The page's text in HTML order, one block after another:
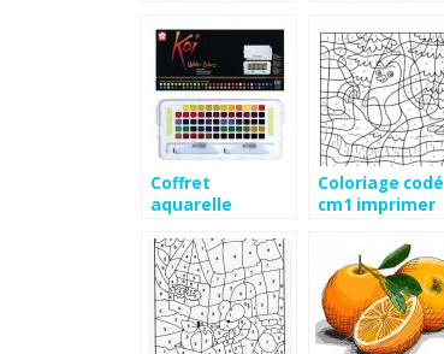
Coffret
aquarelle
Coloriage codé
cm1 imprimer